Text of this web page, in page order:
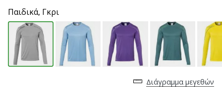
μάθε
αν
αξίζει…
25. 11. 2024
Παιδικά, Γκρι
Διάγραμμα μεγεθών